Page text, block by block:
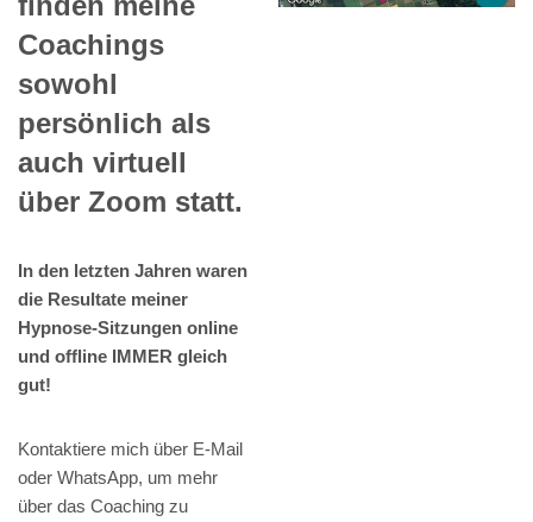
Coachings
sowohl
persönlich als
auch virtuell
über Zoom statt.
In den letzten Jahren waren
die Resultate meiner
Hypnose-Sitzungen online
und offline IMMER gleich
gut!
Kontaktiere mich über E-Mail
oder WhatsApp, um mehr
über das Coaching zu